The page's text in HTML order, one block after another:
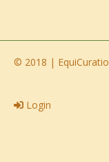
© 2018 |
Login